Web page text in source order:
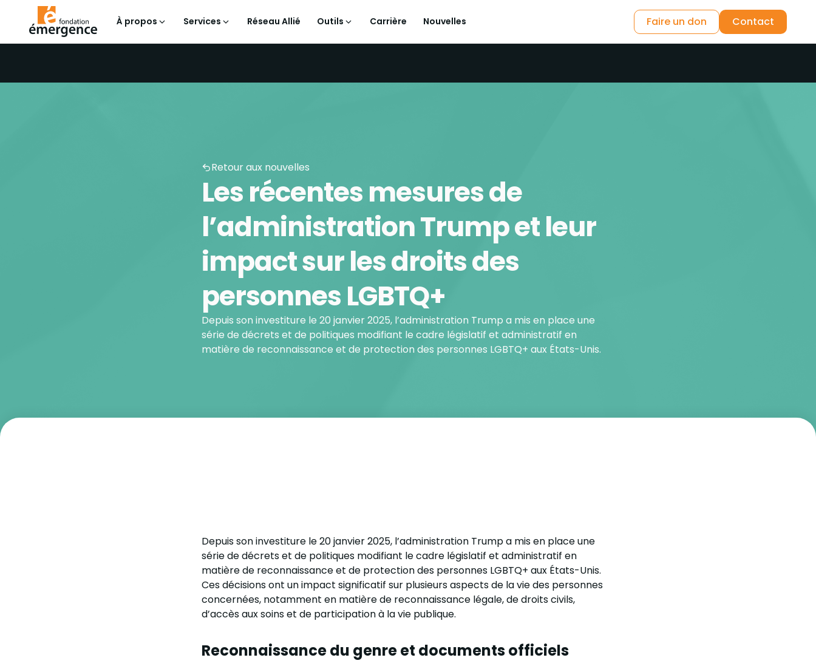
À propos Services Réseau Allié Outils Carrière Nouvelles Faire un don Contact
Retour aux nouvelles
Les récentes mesures de
l’administration Trump et leur
impact sur les droits des
personnes LGBTQ+
Depuis son investiture le 20 janvier 2025, l’administration Trump a mis en place une
série de décrets et de politiques modifiant le cadre législatif et administratif en
matière de reconnaissance et de protection des personnes LGBTQ+ aux États-Unis.
Depuis son investiture le 20 janvier 2025, l’administration Trump a mis en place une
série de décrets et de politiques modifiant le cadre législatif et administratif en
matière de reconnaissance et de protection des personnes LGBTQ+ aux États-Unis.
Ces décisions ont un impact significatif sur plusieurs aspects de la vie des personnes
concernées, notamment en matière de reconnaissance légale, de droits civils,
d’accès aux soins et de participation à la vie publique.
Reconnaissance du genre et documents officiels